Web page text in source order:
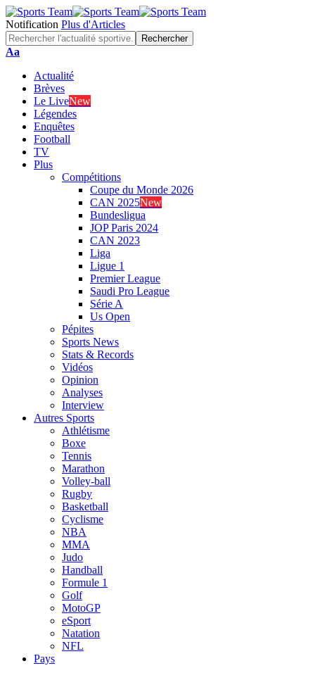
Notification Plus d'Articles
Font
Aa
Actualité
Brèves
Le LiveNew
Légendes
Enquêtes
Football
TV
Plus
Compétitions
Coupe du Monde 2026
CAN 2025New
Bundesligua
JOP Paris 2024
CAN 2023
Liga
Ligue 1
Premier League
Saudi Pro League
Série A
Us Open
Pépites
Sports News
Stats & Records
Vidéos
Opinion
Analyses
Interview
Autres Sports
Athlétisme
Boxe
Tennis
Marathon
Volley-ball
Rugby
Basketball
Cyclisme
NBA
MMA
Judo
Handball
Formule 1
Golf
MotoGP
eSport
Natation
NFL
Pays